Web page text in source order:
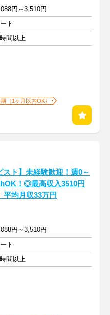
円～3,510円
ト
間以上
（1ヶ月以内OK）
スト】未経験歓迎！週0～
！◎最高収入3510円
平均月収33万円
円～3,510円
ト
間以上